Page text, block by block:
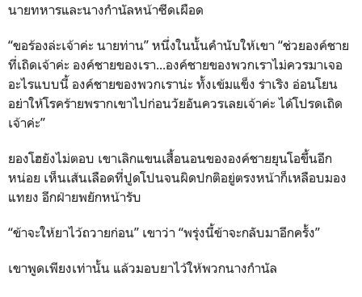
นายทหารและนางกำนัลหน้าซีดเผือด
“ขอร้องล่ะเจ้าค่ะ นายท่าน” หนึ่งในนั้นคำนับให้เขา “ช่วยองค์ชาย
ที่เถิดเจ้าค่ะ องค์ชายของเรา...องค์ชายของพวกเราไม่ควรมาเจอ
อะไรแบบนี้ องค์ชายของพวกเราน่ะ ทั้งเข้มแข็ง ร่าเริง อ่อนโยน
อย่าให้โรคร้ายพรากเขาไปก่อนวัยอันควรเลยเจ้าค่ะ ได้โปรดเถิด
เจ้าค่ะ”
ยองโฮยังไม่ตอบ เขาเลิกแขนเสื้อนอนขององค์ชายยุนโอขึ้นอีก
หน่อย เห็นเส้นเลือดที่ปูดโปนจนผิดปกติอยู่ตรงหน้าก็เหลือบมอง
แทยง อีกฝ่ายพยักหน้ารับ
“ข้าจะให้ยาไว้ถวายก่อน” เขาว่า “พรุ่งนี้ข้าจะกลับมาอีกครั้ง”
เขาพูดเพียงเท่านั้น แล้วมอบยาไว้ให้พวกนางกำนัล